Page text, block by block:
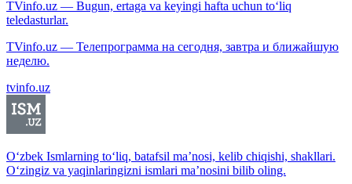
TVinfo.uz — Bugun, ertaga va keyingi hafta uchun to‘liq
teledasturlar.
TVinfo.uz — Телепрограмма на сегодня, завтра и ближайшую
неделю.
tvinfo.uz
O‘zbek Ismlarning to‘liq, batafsil ma’nosi, kelib chiqishi, shakllari.
O‘zingiz va yaqinlaringizni ismlari ma’nosini bilib oling.